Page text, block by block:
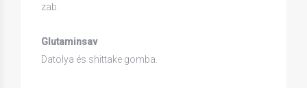
zab.
Glutaminsav
Datolya és shittake gomba.